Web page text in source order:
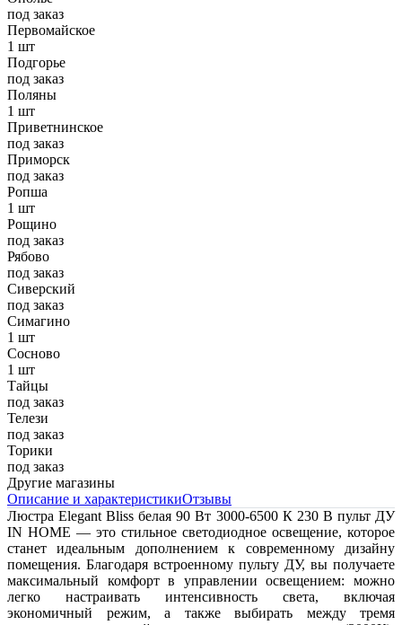
под заказ
Первомайское
1 шт
Подгорье
под заказ
Поляны
1 шт
Приветнинское
под заказ
Приморск
под заказ
Ропша
1 шт
Рощино
под заказ
Рябово
под заказ
Сиверский
под заказ
Симагино
1 шт
Сосново
1 шт
Тайцы
под заказ
Телези
под заказ
Торики
под заказ
Другие магазины
Описание и характеристикиОтзывы
Люстра Elegant Bliss белая 90 Вт 3000-6500 К 230 В пульт ДУ
IN HOME — это стильное светодиодное освещение, которое
станет идеальным дополнением к современному дизайну
помещения. Благодаря встроенному пульту ДУ, вы получаете
максимальный комфорт в управлении освещением: можно
легко настраивать интенсивность света, включая
экономичный режим, а также выбирать между тремя